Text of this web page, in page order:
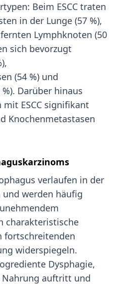
Beim ESCC traten
in der Lunge (57 %),
Lymphknoten (50
sich bevorzugt
(54 %) und
Darüber hinaus
ESCC signifikant
Knochenmetastasen
verlaufen in der
werden häufig
charakteristische
fortschreitenden
widerspiegeln.
Dysphagie,
Nahrung auftritt und